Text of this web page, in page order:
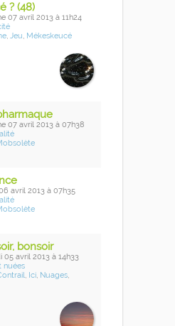
? (48)
07 avril 2013 à 11h24
, Jeu, Mékeskeucé
07 avril 2013 à 07h38
avril 2013 à 07h35
bonsoir
05 avril 2013 à 14h33
nuées
, Ici, Nuages,